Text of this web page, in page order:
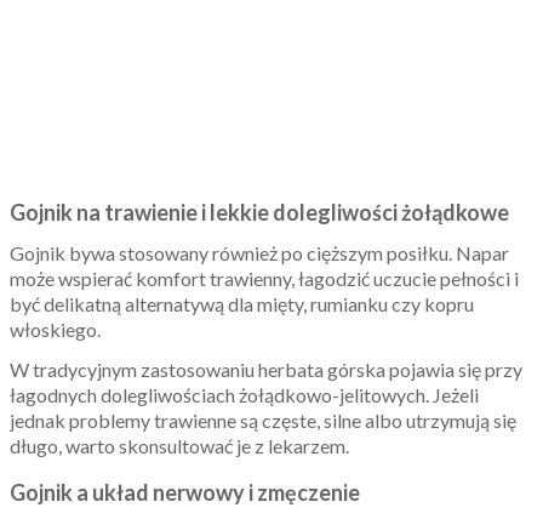
Gojnik na trawienie i lekkie dolegliwości żołądkowe
Gojnik bywa stosowany również po cięższym posiłku. Napar
może wspierać komfort trawienny, łagodzić uczucie pełności i
być delikatną alternatywą dla mięty, rumianku czy kopru
włoskiego.
W tradycyjnym zastosowaniu herbata górska pojawia się przy
łagodnych dolegliwościach żołądkowo-jelitowych. Jeżeli
jednak problemy trawienne są częste, silne albo utrzymują się
długo, warto skonsultować je z lekarzem.
Gojnik a układ nerwowy i zmęczenie